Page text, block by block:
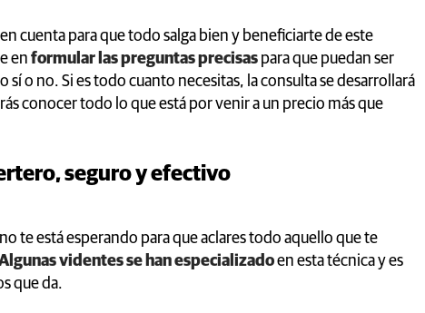
cuenta para que todo salga bien y beneficiarte de este
en formular las preguntas precisas para que puedan ser
sí o no. Si es todo cuanto necesitas, la consulta se desarrollará
conocer todo lo que está por venir a un precio más que
seguro y efectivo
te está esperando para que aclares todo aquello que te
videntes se han especializadoen esta técnica y es
que da.